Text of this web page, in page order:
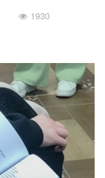
1930